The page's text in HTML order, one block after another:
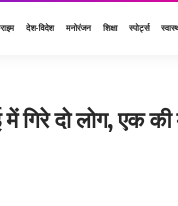
देश-विदेश मनोरंजन शिक्षा स्पोर्ट्स
गिरे दो लोग, एक की